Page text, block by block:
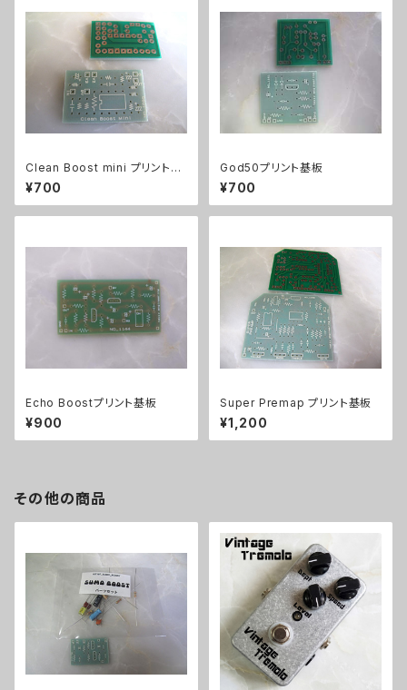
Clean Boost mini プリント基
板
¥700
God50プリント基板
¥700
Echo Boostプリント基板
¥900
Super Premap プリント基板
¥1,200
その他の商品